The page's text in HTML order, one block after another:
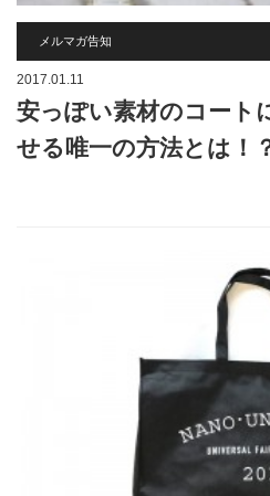
メルマガ告知
2017.01.11
安っぽい素材のコート
せる唯一の方法とは！